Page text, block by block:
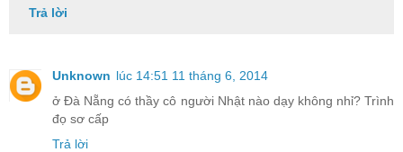
Trả lời
Unknown lúc 14:51 11 tháng 6, 2014
ở Đà Nẵng có thầy cô người Nhật nào dạy không nhỉ? Trình
đọ sơ cấp
Trả lời